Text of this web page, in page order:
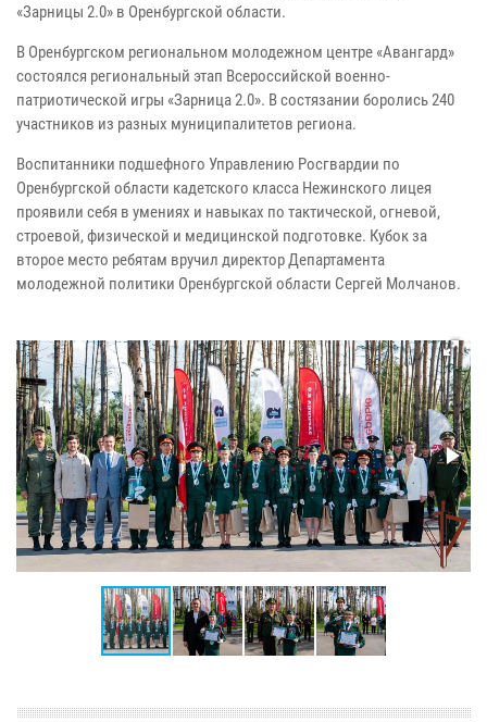
«Зарницы 2.0» в Оренбургской области.
В Оренбургском региональном молодежном центре «Авангард»
состоялся региональный этап Всероссийской военно-
патриотической игры «Зарница 2.0». В состязании боролись 240
участников из разных муниципалитетов региона.
Воспитанники подшефного Управлению Росгвардии по
Оренбургской области кадетского класса Нежинского лицея
проявили себя в умениях и навыках по тактической, огневой,
строевой, физической и медицинской подготовке. Кубок за
второе место ребятам вручил директор Департамента
молодежной политики Оренбургской области Сергей Молчанов.